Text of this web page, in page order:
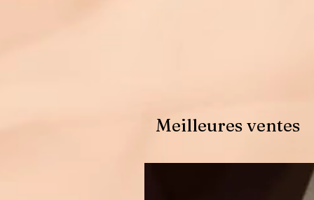
Meilleures ventes